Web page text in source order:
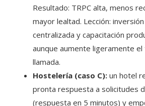
Resultado: TRPC alta, menos
mayor lealtad. Lección:
centralizada y capacitación
aunque aumente ligeramente
llamada.
Hostelería (caso C): un hotel
pronta respuesta a solicitudes
(respuesta en 5 minutos) y